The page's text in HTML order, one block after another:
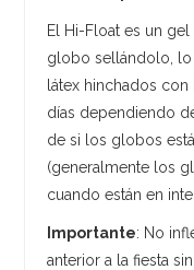
El Hi-Float es un
globo sellándolo,
látex hinchados
días dependiendo
de si los globos
(generalmente los
cuando están en
Importante: No
anterior a la fiesta